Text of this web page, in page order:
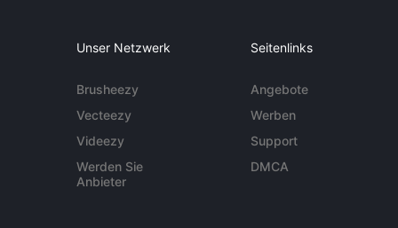
Unser Netzwerk
Brusheezy
Vecteezy
Videezy
Werden Sie
Anbieter
Seitenlinks
Angebote
Werben
Support
DMCA